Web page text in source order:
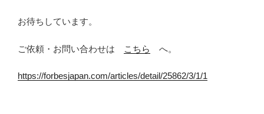
お待ちしています。
ご依頼・お問い合わせは こちら へ。
https://forbesjapan.com/articles/detail/25862/3/1/1